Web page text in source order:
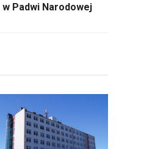
Padwi Narodowej